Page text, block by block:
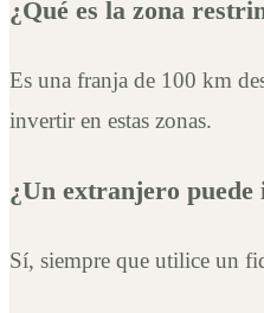
¿Qué es la zona
Es una franja de 100 km
invertir en estas zonas.
¿Un extranjero
Sí, siempre que utilice un